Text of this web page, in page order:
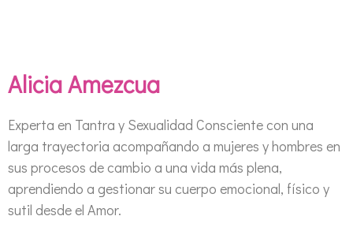
Alicia Amezcua
Experta en Tantra y Sexualidad Consciente con una
larga trayectoria acompañando a mujeres y hombres en
sus procesos de cambio a una vida más plena,
aprendiendo a gestionar su cuerpo emocional, físico y
sutil desde el Amor.